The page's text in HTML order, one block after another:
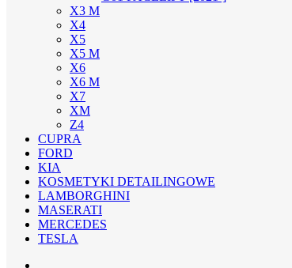
X3 M
X4
X5
X5 M
X6
X6 M
X7
XM
Z4
CUPRA
FORD
KIA
KOSMETYKI DETAILINGOWE
LAMBORGHINI
MASERATI
MERCEDES
TESLA